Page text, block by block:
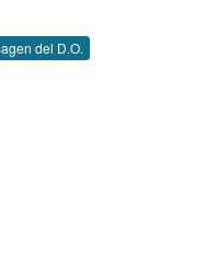
del D.O.